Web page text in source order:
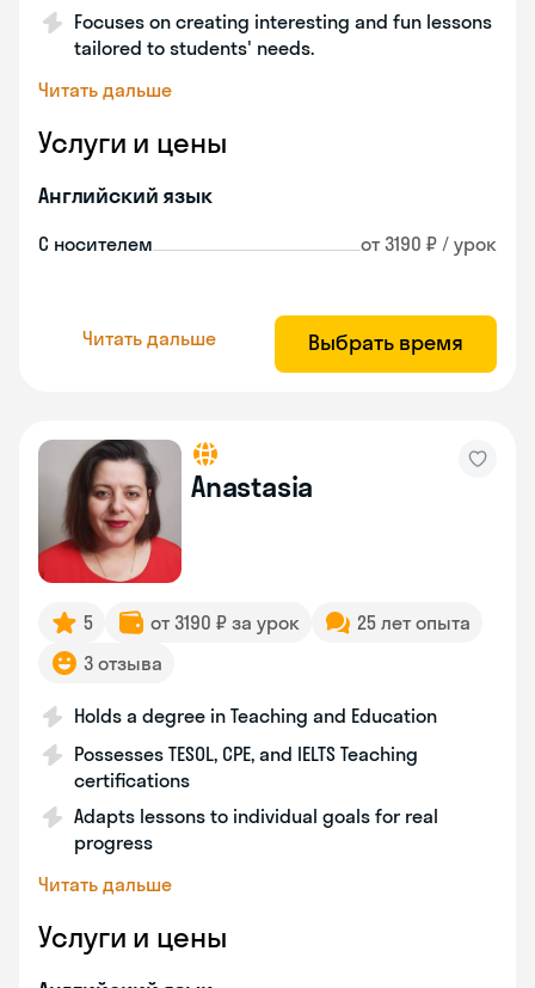
Focuses on creating interesting and fun lessons
tailored to students' needs.
Читать дальше
Услуги и цены
Английский язык
С носителем от 3190 ₽ / урок
Читать дальше Выбрать время
Anastasia
5 от 3190 ₽ за урок
25 лет опыта
3 отзыва
Holds a degree in Teaching and Education
Possesses TESOL, CPE, and IELTS Teaching
certifications
Adapts lessons to individual goals for real
progress
Читать дальше
Услуги и цены